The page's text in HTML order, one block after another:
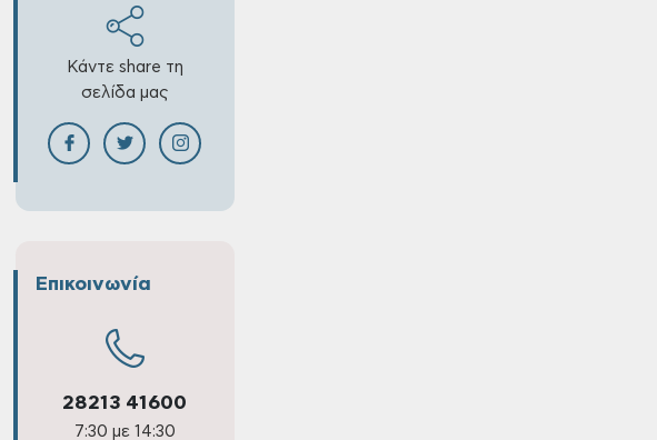
Κάντε share τη
σελίδα μας
Επικοινωνία
28213 41600
7:30 με 14:30